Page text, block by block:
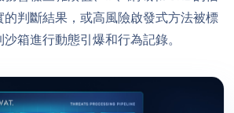
判斷結果，或高風險啟發式方法被標
箱進行動態引爆和行為記錄。